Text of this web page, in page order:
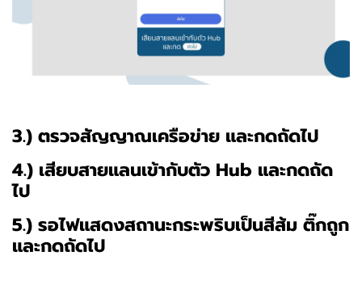
3.) ตรวจสัญญาณเครือข่าย และกดถัดไป
4.) เสียบสายแลนเข้ากับตัว Hub และกดถัด
ไป
5.) รอไฟแสดงสถานะกระพริบเป็นสีส้ม ติ๊กถูก
และกดถัดไป